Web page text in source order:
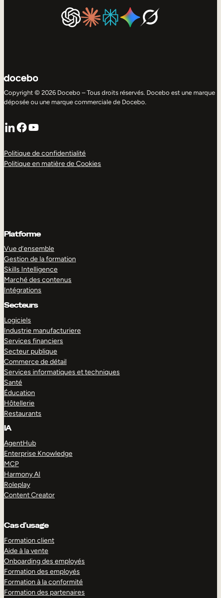
Copyright © 2026 Docebo – Tous droits réservés. Docebo est une marque
déposée ou une marque commerciale de Docebo.
LinkedIn
Facebook
YouTube
Politique de confidentialité
Politique en matière de Cookies
Platforme
Vue d’ensemble
Gestion de la formation
Skills Intelligence
Marché des contenus
Intégrations
Secteurs
Logiciels
Industrie manufacturiere
Services financiers
Secteur publique
Commerce de détail
Services informatiques et techniques
Santé
Éducation
Hôtellerie
Restaurants
IA
AgentHub
Enterprise Knowledge
MCP
Harmony AI
Roleplay
Content Creator
Cas d’usage
Formation client
Aide à la vente
Onboarding des employés
Formation des employés
Formation à la conformité
Formation des partenaires